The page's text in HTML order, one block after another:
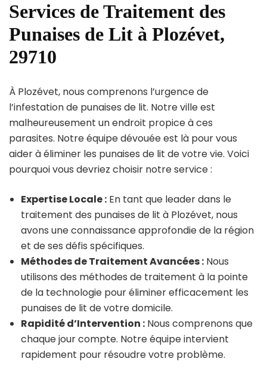
Services de Traitement des
Punaises de Lit à Plozévet,
29710
À Plozévet, nous comprenons l’urgence de
l’infestation de punaises de lit. Notre ville est
malheureusement un endroit propice à ces
parasites. Notre équipe dévouée est là pour vous
aider à éliminer les punaises de lit de votre vie. Voici
pourquoi vous devriez choisir notre service :
Expertise Locale : En tant que leader dans le
traitement des punaises de lit à Plozévet, nous
avons une connaissance approfondie de la région
et de ses défis spécifiques.
Méthodes de Traitement Avancées : Nous
utilisons des méthodes de traitement à la pointe
de la technologie pour éliminer efficacement les
punaises de lit de votre domicile.
Rapidité d’Intervention : Nous comprenons que
chaque jour compte. Notre équipe intervient
rapidement pour résoudre votre problème.